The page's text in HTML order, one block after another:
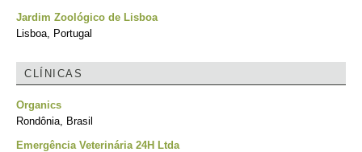
Jardim Zoológico de Lisboa
Lisboa, Portugal
CLÍNICAS
Organics
Rondônia, Brasil
Emergência Veterinária 24H Ltda